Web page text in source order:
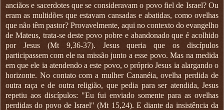
anciãos e sacerdotes que se consideravam o povo fiel de Israel? Ou
eram as multidões que estavam cansadas e abatidas, como ovelhas
que não têm pastor? Provavelmente, aqui no contexto do evangelho
de Mateus, trata-se deste povo pobre e abandonado que é acolhido
por Jesus (Mt 9,36-37). Jesus queria que os discípulos
participassem com ele na missão junto a esse povo. Mas na medida
em que ele ia atendendo a este povo, o próprio Jesus ia alargando o
horizonte. No contato com a mulher Cananéia, ovelha perdida de
outra raça e de outra religião, que pedia para ser atendida, Jesus
repetiu aos discípulos: "Eu fui enviado somente para as ovelhas
perdidas do povo de Israel" (Mt 15,24). E diante da insistência da